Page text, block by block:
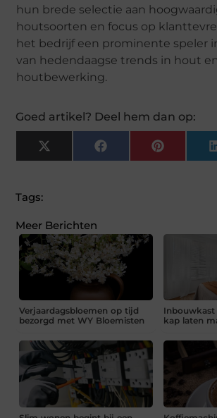
hun brede selectie aan
houtsoorten en focus op
het bedrijf een prominente speler
van hedendaagse trends in hout en
houtbewerking.
Goed artikel? Deel hem dan op:
X
(Twitter)
Facebook Pinterest
Tags:
Meer Berichten
Verjaardagsbloemen op tijd
bezorgd met WY Bloemisten
Inbouwkast
kap laten